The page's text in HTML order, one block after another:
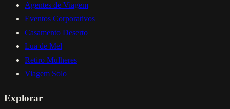
Agentes de Viagem
Eventos Corporativos
Casamento Deserto
Lua de Mel
Retiro Mulheres
Viagem Solo
Explorar